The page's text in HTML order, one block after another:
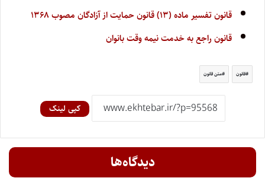
قانون تفسیر ماده (۱۳) قانون حمایت از آزادگان مصوب ۱۳۶۸
قانون راجع به خدمت نیمه وقت بانوان
قانون متن قانون
کپی لینک
دیدگاه‌ها